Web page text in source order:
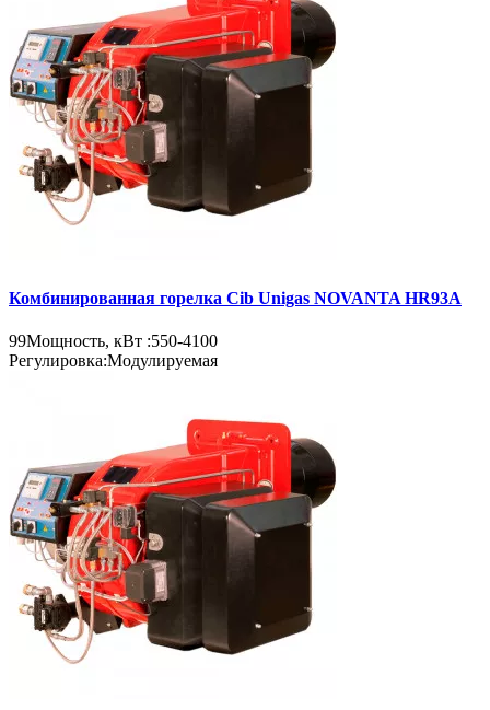
Комбинированная горелка Cib Unigas NOVANTA HR93A
99Мощность, кВт :550-4100
Регулировка:Модулируемая